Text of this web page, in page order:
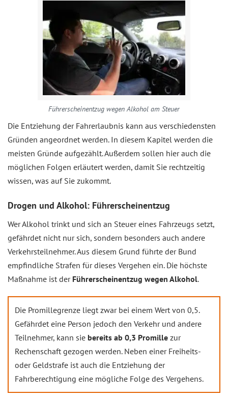
Führerscheinentzug wegen Alkohol am Steuer
Die Entziehung der Fahrerlaubnis kann aus verschiedensten
Gründen angeordnet werden. In diesem Kapitel werden die
meisten Gründe aufgezählt. Außerdem sollen hier auch die
möglichen Folgen erläutert werden, damit Sie rechtzeitig
wissen, was auf Sie zukommt.
Drogen und Alkohol: Führerscheinentzug
Wer Alkohol trinkt und sich an Steuer eines Fahrzeugs setzt,
gefährdet nicht nur sich, sondern besonders auch andere
Verkehrsteilnehmer. Aus diesem Grund führte der Bund
empfindliche Strafen für dieses Vergehen ein. Die höchste
Maßnahme ist der Führerscheinentzug wegen Alkohol.
Die Promillegrenze liegt zwar bei einem Wert von 0,5.
Gefährdet eine Person jedoch den Verkehr und andere
Teilnehmer, kann sie bereits ab 0,3 Promille zur
Rechenschaft gezogen werden. Neben einer Freiheits-
oder Geldstrafe ist auch die Entziehung der
Fahrberechtigung eine mögliche Folge des Vergehens.